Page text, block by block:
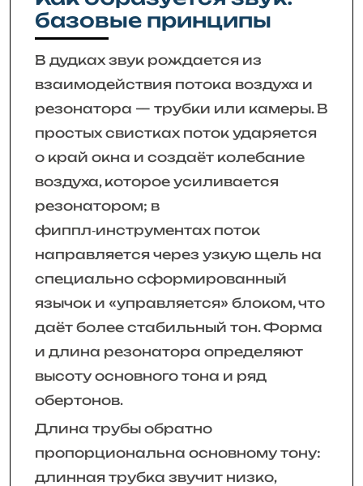
базовые принципы
В дудках звук рождается из
взаимодействия потока воздуха и
резонатора — трубки или камеры. В
простых свистках поток ударяется
о край окна и создаёт колебание
воздуха, которое усиливается
резонатором; в
фиппл‑инструментах поток
направляется через узкую щель на
специально сформированный
язычок и «управляется» блоком, что
даёт более стабильный тон. Форма
и длина резонатора определяют
высоту основного тона и ряд
обертонов.
Длина трубы обратно
пропорциональна основному тону:
длинная трубка звучит низко,